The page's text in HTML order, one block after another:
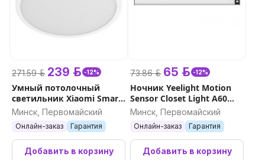
271.59 р. 239 р. -12%
Умный потолочный
светильник Xiaomi Smart
Ceiling Light D30
Минск, Первомайский
Онлайн-заказ Гарантия
Добавить в корзину
73.86 р. 65 р. -12%
Ночник Yeelight Motion
Sensor Closet Light A60
(Серебро)
Минск, Первомайский
Онлайн-заказ Гарантия
Добавить в корзину